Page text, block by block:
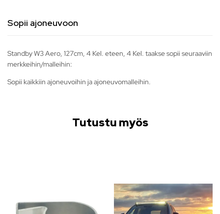
Sopii ajoneuvoon
Standby W3 Aero, 127cm, 4 Kel. eteen, 4 Kel. taakse sopii seuraaviin
merkkeihin/malleihin:
Sopii kaikkiin ajoneuvoihin ja ajoneuvomalleihin.
Tutustu myös